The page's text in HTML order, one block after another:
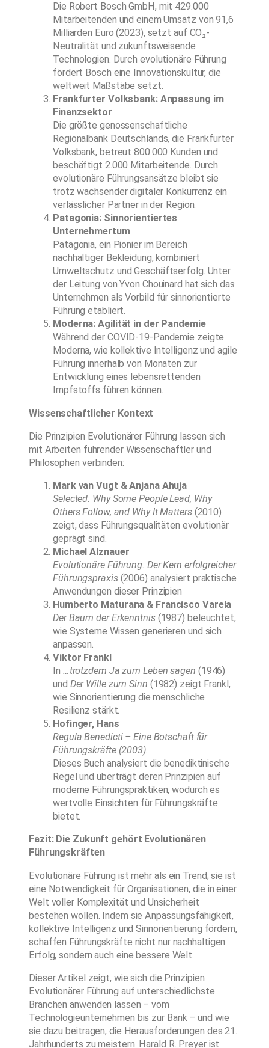
Die Robert Bosch GmbH, mit 429.000
Mitarbeitenden und einem Umsatz von 91,6
Milliarden Euro (2023), setzt auf CO₂-
Neutralität und zukunftsweisende
Technologien. Durch evolutionäre Führung
fördert Bosch eine Innovationskultur, die
weltweit Maßstäbe setzt.
Frankfurter Volksbank: Anpassung im
Finanzsektor
Die größte genossenschaftliche
Regionalbank Deutschlands, die Frankfurter
Volksbank, betreut 800.000 Kunden und
beschäftigt 2.000 Mitarbeitende. Durch
evolutionäre Führungsansätze bleibt sie
trotz wachsender digitaler Konkurrenz ein
verlässlicher Partner in der Region.
Patagonia: Sinnorientiertes
Unternehmertum
Patagonia, ein Pionier im Bereich
nachhaltiger Bekleidung, kombiniert
Umweltschutz und Geschäftserfolg. Unter
der Leitung von Yvon Chouinard hat sich das
Unternehmen als Vorbild für sinnorientierte
Führung etabliert.
Moderna: Agilität in der Pandemie
Während der COVID-19-Pandemie zeigte
Moderna, wie kollektive Intelligenz und agile
Führung innerhalb von Monaten zur
Entwicklung eines lebensrettenden
Impfstoffs führen können.
Wissenschaftlicher Kontext
Die Prinzipien Evolutionärer Führung lassen sich
mit Arbeiten führender Wissenschaftler und
Philosophen verbinden:
Mark van Vugt & Anjana Ahuja
Selected: Why Some People Lead, Why
Others Follow, and Why It Matters(2010)
zeigt, dass Führungsqualitäten evolutionär
geprägt sind.
Michael Alznauer
Evolutionäre Führung: Der Kern erfolgreicher
Führungspraxis(2006) analysiert praktische
Anwendungen dieser Prinzipien
Humberto Maturana & Francisco Varela
Der Baum der Erkenntnis(1987) beleuchtet,
wie Systeme Wissen generieren und sich
anpassen.
Viktor Frankl
In …trotzdem Ja zum Leben sagen (1946)
und Der Wille zum Sinn (1982) zeigt Frankl,
wie Sinnorientierung die menschliche
Resilienz stärkt.
Hofinger, Hans
Regula Benedicti – Eine Botschaft für
Führungskräfte (2003).
Dieses Buch analysiert die benediktinische
Regel und überträgt deren Prinzipien auf
moderne Führungspraktiken, wodurch es
wertvolle Einsichten für Führungskräfte
bietet.
Fazit: Die Zukunft gehört Evolutionären
Führungskräften
Evolutionäre Führung ist mehr als ein Trend; sie ist
eine Notwendigkeit für Organisationen, die in einer
Welt voller Komplexität und Unsicherheit
bestehen wollen. Indem sie Anpassungsfähigkeit,
kollektive Intelligenz und Sinnorientierung fördern,
schaffen Führungskräfte nicht nur nachhaltigen
Erfolg, sondern auch eine bessere Welt.
Dieser Artikel zeigt, wie sich die Prinzipien
Evolutionärer Führung auf unterschiedlichste
Branchen anwenden lassen – vom
Technologieunternehmen bis zur Bank – und wie
sie dazu beitragen, die Herausforderungen des 21.
Jahrhunderts zu meistern. Harald R. Preyer ist